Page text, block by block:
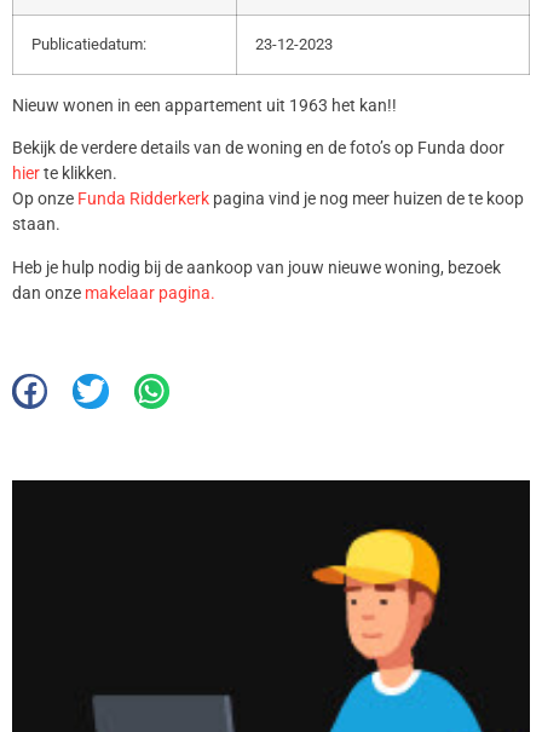
Publicatiedatum: 23-12-2023
Nieuw wonen in een appartement uit 1963 het kan!!
Bekijk de verdere details van de woning en de foto’s op Funda door
hierte klikken.
Op onze Funda Ridderkerk pagina vind je nog meer huizen de te koop
staan.
Heb je hulp nodig bij de aankoop van jouw nieuwe woning, bezoek
dan onze makelaar pagina.